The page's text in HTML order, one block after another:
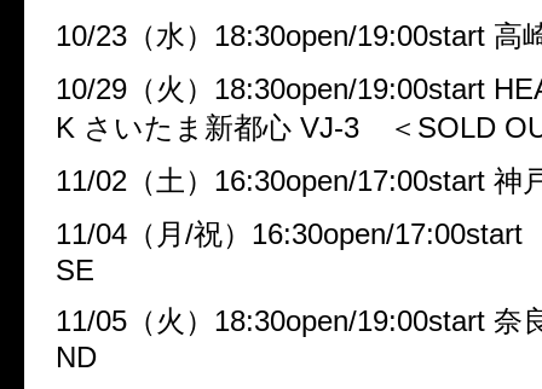
10/23 （水） 18:30open/19:00start 高
10/29 （火） 18:30open/19:00start
K さいたま新都心 VJ-3 ＜ SOLD
11/02 （土） 16:30open/17:00start 神
11/04 （月/祝） 16:30open/17:00start
SE
11/05 （火） 18:30open/19:00start 奈
ND